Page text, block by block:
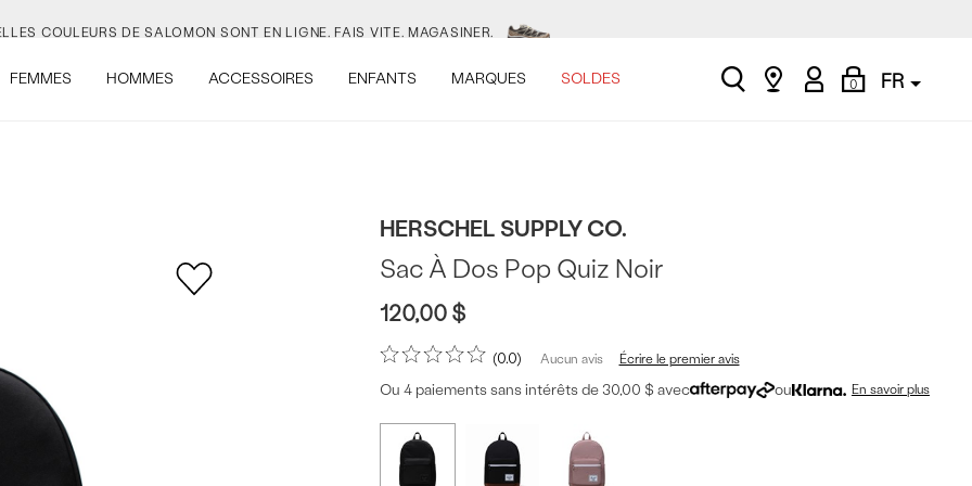
VEJA EST LÀ. À TOI DE LE DÉCOUVRIR.MAGASINER.
FEMMES HOMMES ACCESSOIRES ENFANTS MARQUES SOLDES search
Find
My
Account
0
Shopping
Bag
FR
HERSCHEL SUPPLY CO.
0.0 Aucun avis Écrire le premier avis
Sac À Dos Pop Quiz Noir
120,00 $
Ou 4 paiements sans intérêts de 30,00 $ avec ou En savoir plus
Offres
du
Plus
couleurs